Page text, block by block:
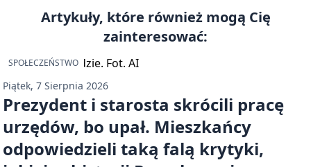
Artykuły, które również mogą Cię
zainteresować:
SPOŁECZEŃSTWO
Piątek, 7 Sierpnia 2026
Prezydent i starosta skrócili pracę
urzędów, bo upał. Mieszkańcy
odpowiedzieli taką falą krytyki,